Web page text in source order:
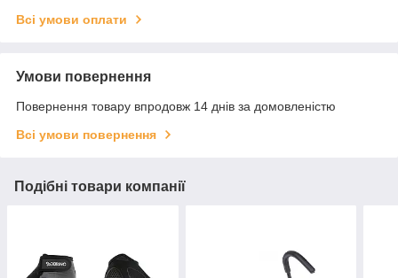
Всі умови оплати
Умови повернення
Повернення товару впродовж 14 днів за домовленістю
Всі умови повернення
Подібні товари компанії